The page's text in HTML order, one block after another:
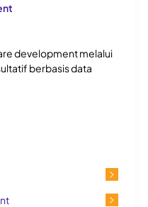
development melalui
berbasis data